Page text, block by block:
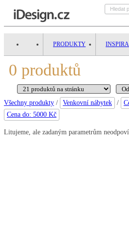
PRODUKTY
0 produktů
Všechny produkty / Venkovní nábytek /
Cena do: 5000 Kč
Litujeme, ale zadaným parametrům